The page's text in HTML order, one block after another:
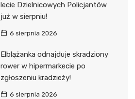
lecie Dzielnicowych Policjantów
już w sierpniu!
6 sierpnia 2026
Elblążanka odnajduje skradziony
rower w hipermarkecie po
zgłoszeniu kradzieży!
6 sierpnia 2026